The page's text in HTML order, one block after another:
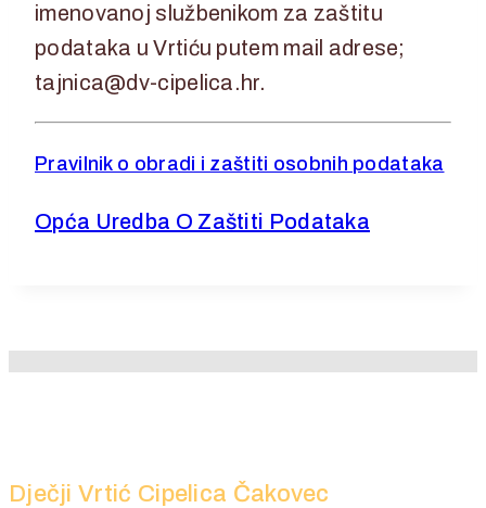
imenovanoj službenikom za zaštitu
podataka u Vrtiću putem mail adrese;
tajnica@dv-cipelica.hr.
Pravilnik o obradi i zaštiti osobnih podataka
Opća Uredba O Zaštiti Podataka
Dječji Vrtić Cipelica Čakovec